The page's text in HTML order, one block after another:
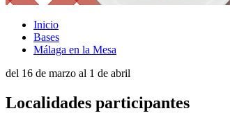
Inicio
Bases
Málaga en la Mesa
del 16 de marzo al 1 de abril
Localidades participantes